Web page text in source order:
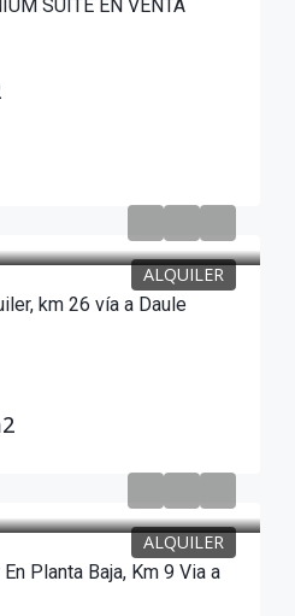
SUITE EN VENTA
ALQUILER
km 26 vía a Daule
ALQUILER
Planta Baja, Km 9 Via a